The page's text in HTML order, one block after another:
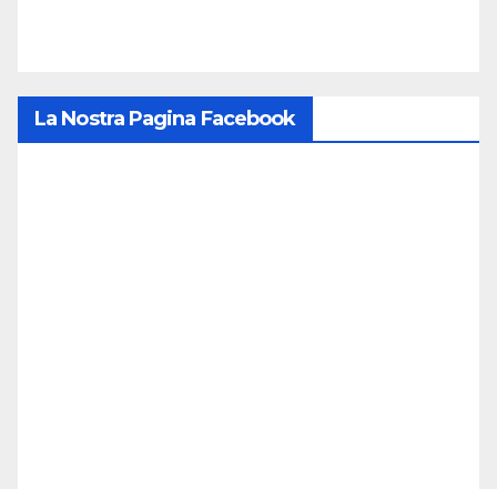
La Nostra Pagina Facebook